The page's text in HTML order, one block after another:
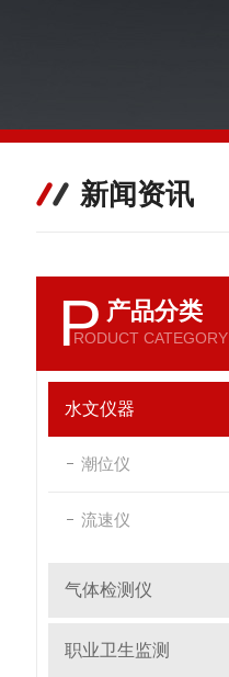
新闻资讯
P 产品分类
RODUCT CATEGORY
水文仪器
潮位仪
流速仪
气体检测仪
职业卫生监测